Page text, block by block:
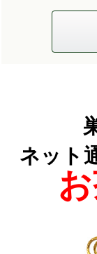
ネット